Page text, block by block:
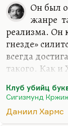
Он был
жанре
реализма. Он
гнезде»
всегда
такого. Как и
Для меня
люблю
Клуб убийц
Сигизмунд
Даниил Хармс